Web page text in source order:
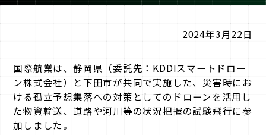
2024年3月22日
国際航業は、静岡県（委託先：KDDIスマートドロー
ン株式会社）と下田市が共同で実施した、災害時にお
ける孤立予想集落への対策としてのドローンを活用し
た物資輸送、道路や河川等の状況把握の試験飛行に参
加しました。